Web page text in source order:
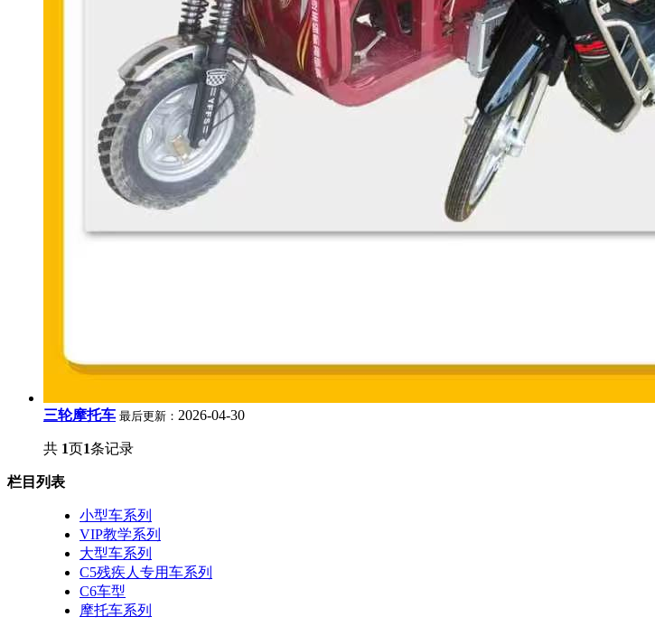
三轮摩托车 最后更新： 2026-04-30
共 1页1条记录
栏目列表
小型车系列
VIP教学系列
大型车系列
C5残疾人专用车系列
C6车型
摩托车系列